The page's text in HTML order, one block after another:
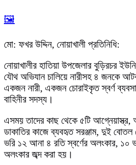
🖼️
মো: ফখর উদ্দিন, নোয়াখালী প্রতিনিধি:
নোয়াখালীর হাতিয়া উপজেলার বুড়িরচর
যৌথ অভিযান চালিয়ে নারীসহ ৪ জনকে
একজন নারী, একজন চোরাইকৃত স্বর্ণ
বাহিনীর সদস্য।
এসময় তাদের কাছ থেকে ৫টি আগ্নেয়াস্ত্র,
ডাকাতির কাজে ব্যবহৃত সরঞ্জাম, দুই
ভরি ১২ আনা ৪ রতি স্বর্ণের অলংকার, ১০
অলংকার জব্দ করা হয়।